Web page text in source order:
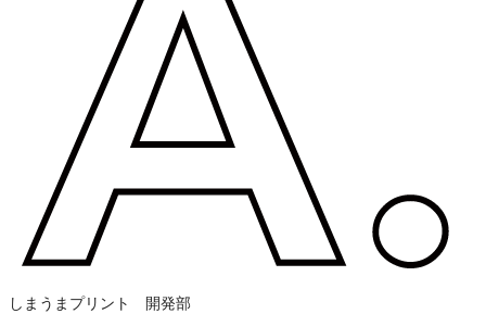
しまうまプリント 開発部